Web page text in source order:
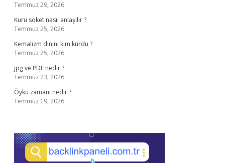
Temmuz 29, 2026
Kuru soket nasıl anlaşılır ?
Temmuz 25, 2026
Kemalizm dinini kim kurdu ?
Temmuz 25, 2026
jpg ve PDF nedir ?
Temmuz 23, 2026
Öykü zamanı nedir ?
Temmuz 19, 2026